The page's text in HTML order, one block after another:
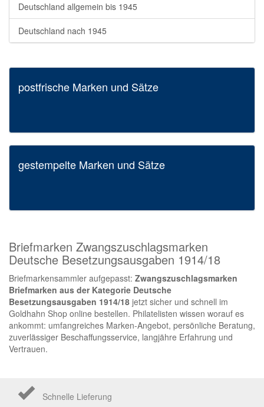
Deutschland allgemein bis 1945
Deutschland nach 1945
postfrische Marken und Sätze
gestempelte Marken und Sätze
Briefmarken Zwangszuschlagsmarken
Deutsche Besetzungsausgaben 1914/18
Briefmarkensammler aufgepasst: Zwangszuschlagsmarken
Briefmarken aus der Kategorie Deutsche
Besetzungsausgaben 1914/18 jetzt sicher und schnell im
Goldhahn Shop online bestellen. Philatelisten wissen worauf es
ankommt: umfangreiches Marken-Angebot, persönliche Beratung,
zuverlässiger Beschaffungsservice, langjähre Erfahrung und
Vertrauen.
Schnelle Lieferung